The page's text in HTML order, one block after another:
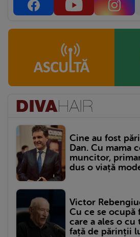
Cine au fost
Dan. Cu mama
muncitor,
dus o viață
Victor
Cu ce se ocupă
care a ales o
față de părinții